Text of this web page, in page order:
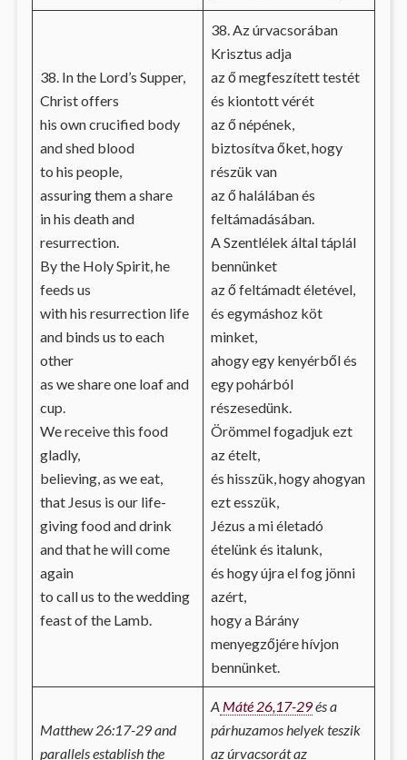
38. In the Lord’s Supper,
Christ offers
his own crucified body
and shed blood
to his people,
assuring them a share
in his death and
resurrection.
By the Holy Spirit, he
feeds us
with his resurrection life
and binds us to each
other
as we share one loaf and
cup.
We receive this food
gladly,
believing, as we eat,
that Jesus is our life-
giving food and drink
and that he will come
again
to call us to the wedding
feast of the Lamb.
38. Az úrvacsorában
Krisztus adja
az ő megfeszített testét
és kiontott vérét
az ő népének,
biztosítva őket, hogy
részük van
az ő halálában és
feltámadásában.
A Szentlélek által táplál
bennünket
az ő feltámadt életével,
és egymáshoz köt
minket,
ahogy egy kenyérből és
egy pohárból
részesedünk.
Örömmel fogadjuk ezt
az ételt,
és hisszük, hogy ahogyan
ezt esszük,
Jézus a mi életadó
ételünk és italunk,
és hogy újra el fog jönni
azért,
hogy a Bárány
menyegzőjére hívjon
bennünket.
Matthew 26:17-29 and
parallels establish the
A Máté 26,17-29és a
párhuzamos helyek teszik
az úrvacsorát az